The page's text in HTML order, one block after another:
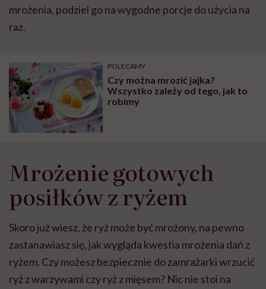
mrożenia, podziel go na wygodne porcje do użycia na
raz.
POLECAMY
Czy można mrozić jajka?
Wszystko zależy od tego, jak to
robimy
Mrożenie gotowych
posiłków z ryżem
Skoro już wiesz, że ryż może być mrożony, na pewno
zastanawiasz się, jak wygląda kwestia mrożenia dań z
ryżem. Czy możesz bezpiecznie do zamrażarki wrzucić
ryż z warzywami czy ryż z mięsem? Nic nie stoi na